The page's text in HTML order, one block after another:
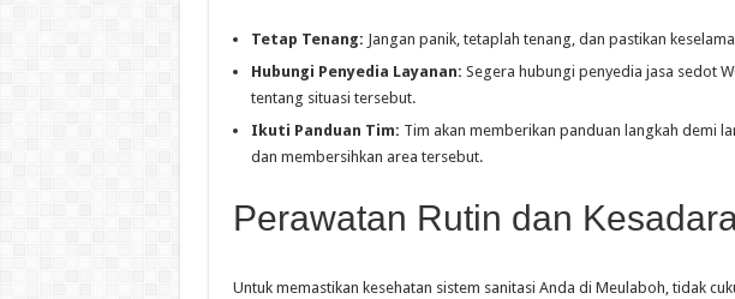
Tetap Tenang: Jangan panik, tetaplah tenang, dan pastikan
Hubungi Penyedia Layanan: Segera hubungi penyedia jasa sedot
tentang situasi tersebut.
Ikuti Panduan Tim: Tim akan memberikan panduan langkah demi
dan membersihkan area tersebut.
Perawatan Rutin dan
Untuk memastikan kesehatan sistem sanitasi Anda di Meulaboh, tidak